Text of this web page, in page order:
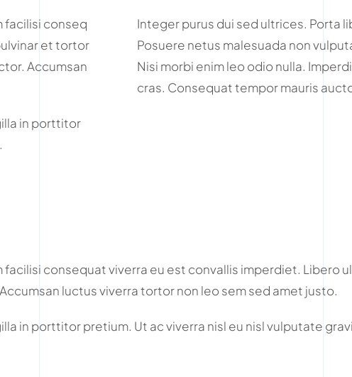
facilisi conseq
et tortor
Accumsan
in porttitor
Integer purus dui sed ultrices. Porta
Posuere netus malesuada non
Nisi morbi enim leo odio nulla.
cras. Consequat tempor mauris
consequat viverra eu est convallis imperdiet. Libero
luctus viverra tortor non leo sem sed amet justo.
in porttitor pretium. Ut ac viverra nisl eu nisl vulputate